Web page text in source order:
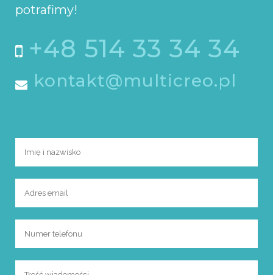
potrafimy!
+48 514 33 34 34
kontakt@multicreo.pl